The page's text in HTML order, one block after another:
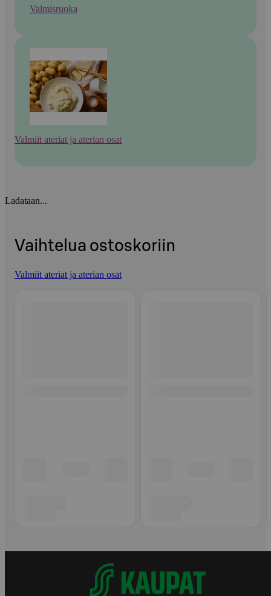
Valmisruoka
Valmiit ateriat ja aterian osat
Ladataan...
Vaihtelua ostoskoriin
Valmiit ateriat ja aterian osat